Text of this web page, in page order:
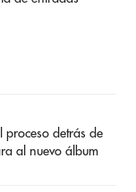
proceso detrás de
al nuevo álbum